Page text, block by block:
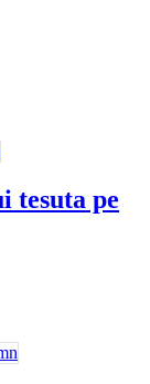
tesuta pe